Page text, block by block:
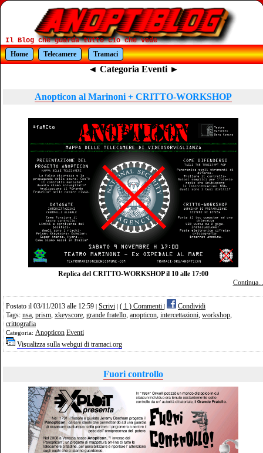
Il Blog che guarda tutto cio che vede
Home
Telecamere Tramaci
◄ Categoria Eventi ►
Anopticon al Marinoni + CRITTO-WORKSHOP
Replica del CRITTO-WORKSHOP il 10 alle 17:00
Continua...
Postato il 03/11/2013 alle 12:59 Scrivi ( 1 ) Commenti
Condividi
Tags: nsa prism xkeyscore grande fratello anopticon intercettazioni workshop
crittografia
Categoria: Anopticon Eventi
Visualizza sulla webgui di tramaci.org
Fuori controllo